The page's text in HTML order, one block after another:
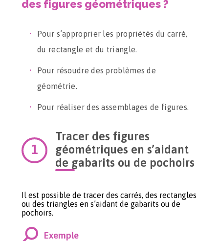
des figures géométriques ?
Pour s’approprier les propriétés du carré,
du rectangle et du triangle.
Pour résoudre des problèmes de
géométrie.
Pour réaliser des assemblages de figures.
Tracer des figures
géométriques en s’aidant
de gabarits ou de pochoirs
Il est possible de tracer des carrés, des rectangles
ou des triangles en s’aidant de gabarits ou de
pochoirs.
Exemple